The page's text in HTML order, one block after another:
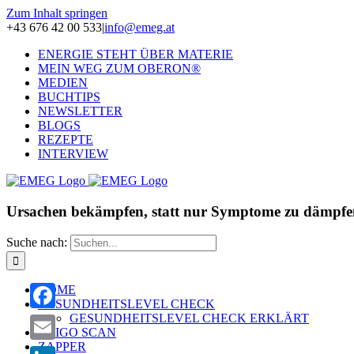
Zum Inhalt springen
+43 676 42 00 533|info@emeg.at
ENERGIE STEHT ÜBER MATERIE
MEIN WEG ZUM OBERON®
MEDIEN
BUCHTIPS
NEWSLETTER
BLOGS
REZEPTE
INTERVIEW
Ursachen bekämpfen, statt nur Symptome zu
Suche nach:
HOME
GESUNDHEITSLEVEL CHECK
GESUNDHEITSLEVEL CHECK ERKLÄRT
OLIGO SCAN
ZAPPER
Facebook